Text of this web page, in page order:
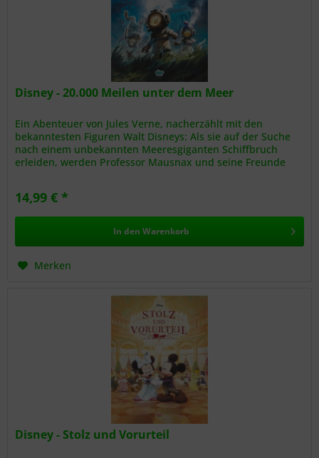
Disney - 20.000 Meilen unter dem Meer
Ein Abenteuer von Jules Verne, nacherzählt mit den
bekanntesten Figuren Walt Disneys: Als sie auf der Suche
nach einem unbekannten Meeresgiganten Schiffbruch
erleiden, werden Professor Mausnax und seine Freunde
14,99 € *
In den Warenkorb
Merken
Disney - Stolz und Vorurteil